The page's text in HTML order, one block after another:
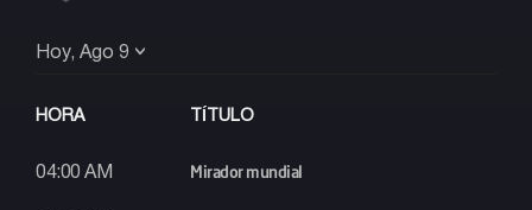
Hoy, Ago 9
HORA TÍTULO
04:00 AM Mirador mundial